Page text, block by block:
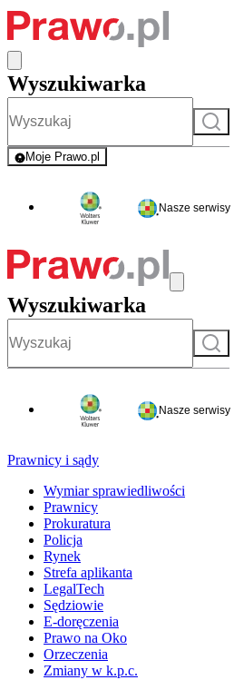
Wyszukiwarka
Szukaj
Moje Prawo.pl
- rejestracja i logowanie do serwisu
Nasze serwisy
Wyszukiwarka
Szukaj
Nasze serwisy
Prawnicy i sądy
Wymiar sprawiedliwości
Prawnicy
Prokuratura
Policja
Rynek
Strefa aplikanta
LegalTech
Sędziowie
E-doręczenia
Prawo na Oko
Orzeczenia
Zmiany w k.p.c.